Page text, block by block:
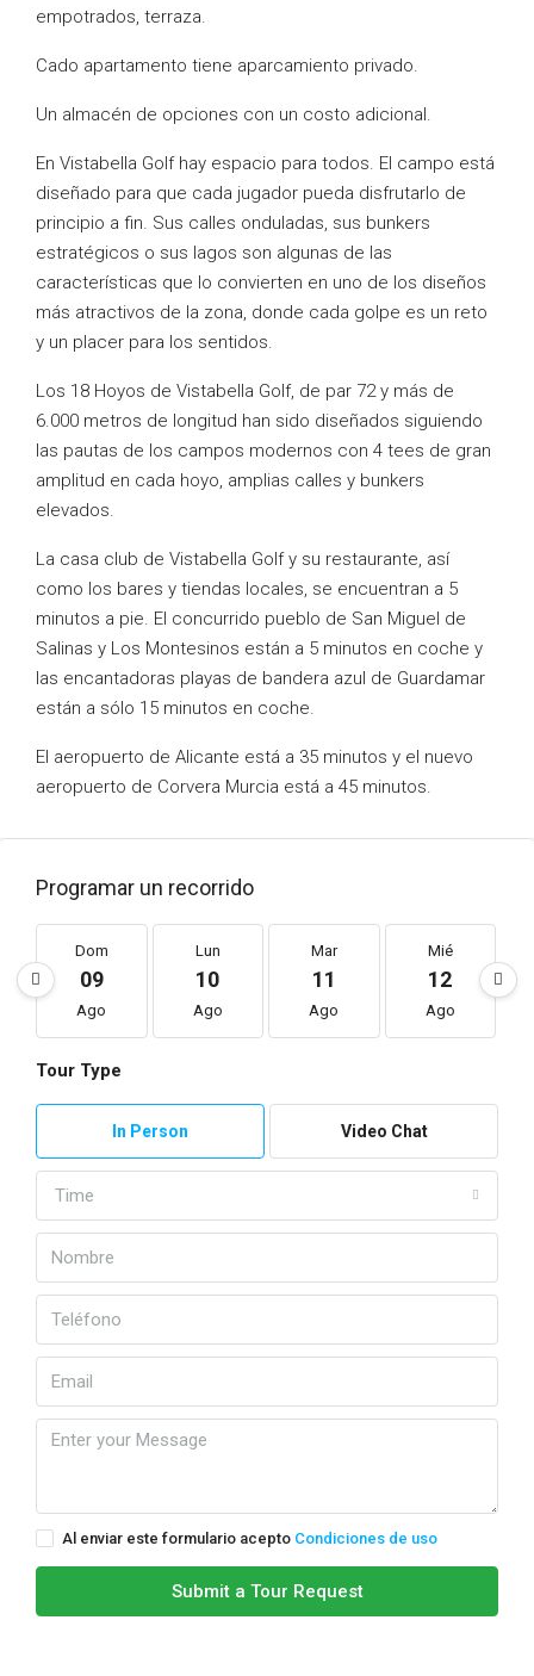
empotrados, terraza.
Cado apartamento tiene aparcamiento privado.
Un almacén de opciones con un costo adicional.
En Vistabella Golf hay espacio para todos. El campo está
diseñado para que cada jugador pueda disfrutarlo de
principio a fin. Sus calles onduladas, sus bunkers
estratégicos o sus lagos son algunas de las
características que lo convierten en uno de los diseños
más atractivos de la zona, donde cada golpe es un reto
y un placer para los sentidos.
Los 18 Hoyos de Vistabella Golf, de par 72 y más de
6.000 metros de longitud han sido diseñados siguiendo
las pautas de los campos modernos con 4 tees de gran
amplitud en cada hoyo, amplias calles y bunkers
elevados.
La casa club de Vistabella Golf y su restaurante, así
como los bares y tiendas locales, se encuentran a 5
minutos a pie. El concurrido pueblo de San Miguel de
Salinas y Los Montesinos están a 5 minutos en coche y
las encantadoras playas de bandera azul de Guardamar
están a sólo 15 minutos en coche.
El aeropuerto de Alicante está a 35 minutos y el nuevo
aeropuerto de Corvera Murcia está a 45 minutos.
Programar un recorrido
Dom
09
Ago
Lun
10
Ago
Mar
11
Ago
Mié
12
Ago
Tour Type
In Person Video Chat
Time
Al enviar este formulario acepto Condiciones de uso
Submit a Tour Request